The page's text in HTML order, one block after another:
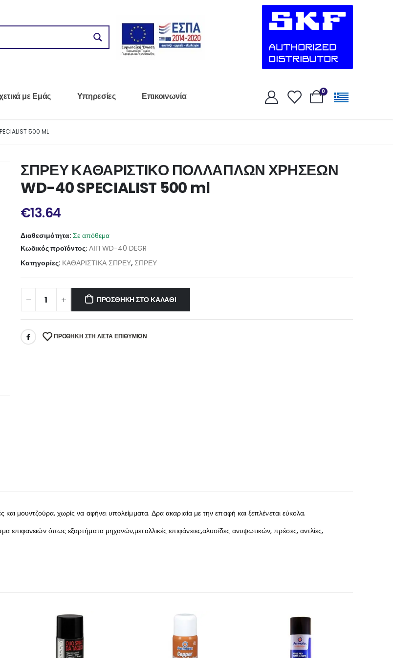
με Εμάς Υπηρεσίες Επικοινωνία 0
500 ML
ΣΠΡΕΥ ΚΑΘΑΡΙΣΤΙΚΟ ΠΟΛΛΑΠΛΩΝ ΧΡΗΣΕΩΝ
WD-40 SPECIALIST 500 ml
€13.64
Διαθεσιμότητα: Σε απόθεμα
Κωδικός προϊόντος: ΛΙΠ WD-40 DEGR
Κατηγορίες: ΚΑΘΑΡΙΣΤΙΚΑ ΣΠΡΕΥ, ΣΠΡΕΥ
ΠΡΟΣΘΉΚΗ ΣΤΟ ΚΑΛΆΘΙ
ΠΡΌΘΉΚΗ ΣΤΗ ΛΊΣΤΑ ΕΠΙΘΥΜΙΏΝ
μουντζούρα, χωρίς να αφήνει υπολείμματα. Δρα ακαριαία με την επαφή και ξεπλένεται εύκολα.
επιφανειών όπως εξαρτήματα μηχανών,μεταλλικές επιφάνειες,αλυσίδες ανυψωτικών, πρέσες, αντλίες,